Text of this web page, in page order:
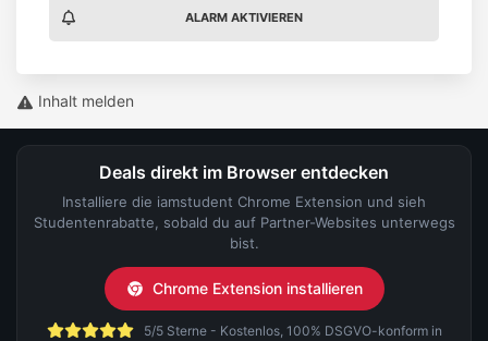
ALARM AKTIVIEREN
Inhalt melden
Deals direkt im Browser entdecken
Installiere die iamstudent Chrome Extension und sieh
Studentenrabatte, sobald du auf Partner-Websites unterwegs
bist.
Chrome Extension installieren
5/5 Sterne - Kostenlos, 100% DSGVO-konform in